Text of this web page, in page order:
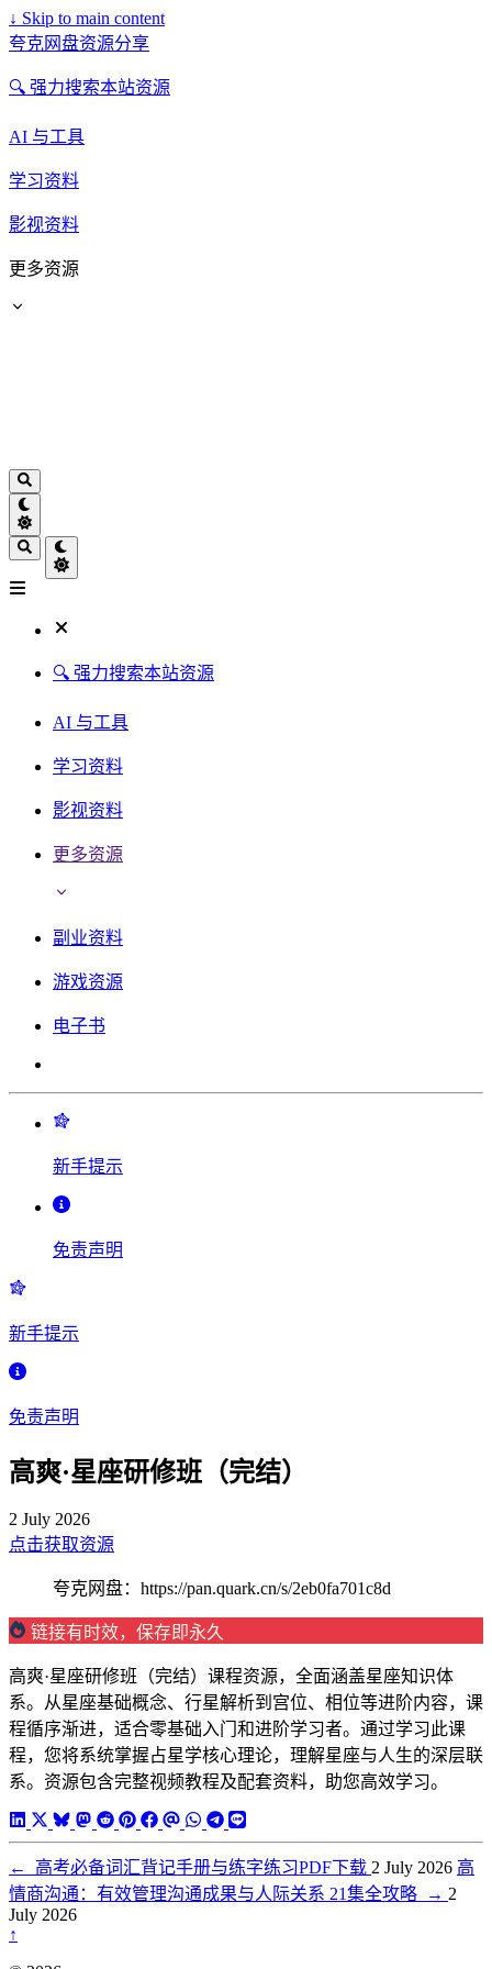
↓ Skip to main content
夸克网盘资源分享
🔍 强力搜索本站资源
AI 与工具
学习资料
影视资料
更多资源
🔍 强力搜索本站资源
AI 与工具
学习资料
影视资料
更多资源
副业资料
游戏资源
电子书
新手提示
免责声明
新手提示
免责声明
高爽·星座研修班（完结）
2 July 2026
点击获取资源
夸克网盘：https://pan.quark.cn/s/2eb0fa701c8d
链接有时效，保存即永久
高爽·星座研修班（完结）课程资源，全面涵盖星座知识体
系。从星座基础概念、行星解析到宫位、相位等进阶内容，课
程循序渐进，适合零基础入门和进阶学习者。通过学习此课
程，您将系统掌握占星学核心理论，理解星座与人生的深层联
系。资源包含完整视频教程及配套资料，助您高效学习。
← 高考必备词汇背记手册与练字练习PDF下载 2 July 2026 高
情商沟通：有效管理沟通成果与人际关系 21集全攻略
→ 2
July 2026
↑